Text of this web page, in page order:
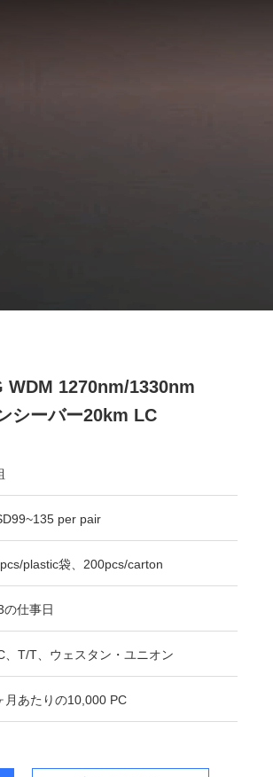
WDM 1270nm/1330nm
シーバー20km LC
per pair
plastic袋、200pcs/carton
の仕事日
、T/T、ウェスタン・ユニオン
月あたりの10,000 PC